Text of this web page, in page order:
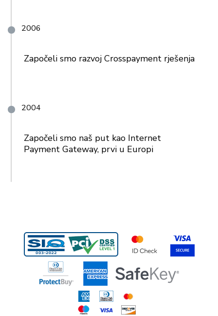
2006
Započeli smo razvoj Crosspayment rješenja
2004
Započeli smo naš put kao Internet
Payment Gateway, prvi u Europi